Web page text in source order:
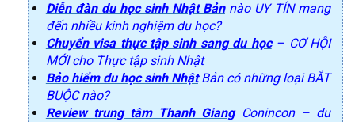
Diễn đàn du học sinh Nhật Bảnnào UY TÍN mang
đến nhiều kinh nghiệm du học?
Chuyển visa thực tập sinh sang du học– CƠ HỘI
MỚI cho Thực tập sinh Nhật
Bảo hiểm du học sinh NhậtBản có những loại BẮT
BUỘC nào?
Review trung tâm Thanh GiangConincon – du